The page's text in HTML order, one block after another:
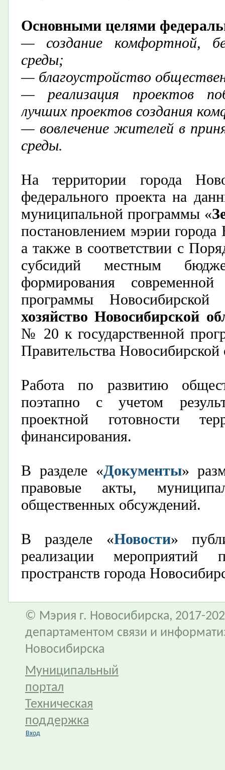
Основными целями
— создание комфортной,
среды;
— благоустройство
— реализация проектов
лучших проектов создания
— вовлечение жителей в
среды.
На территории города
федерального проекта на
муниципальной программы «
постановлением мэрии
а также в соответствии с
субсидий местным
формирования современной
программы Новосибирской
хозяйство Новосибирской
№ 20 к государственной
Правительства
Работа по развитию
поэтапно с учетом
проектной готовности
финансирования.
В разделе «Документы»
правовые акты,
общественных обсуждений.
В разделе «Новости»
реализации мероприятий
пространств города
© Мэрия г. Новосибирска, 2017-
департаментом связи и
Новосибирска
Муниципальный
портал
Техническая
поддержка
Вход